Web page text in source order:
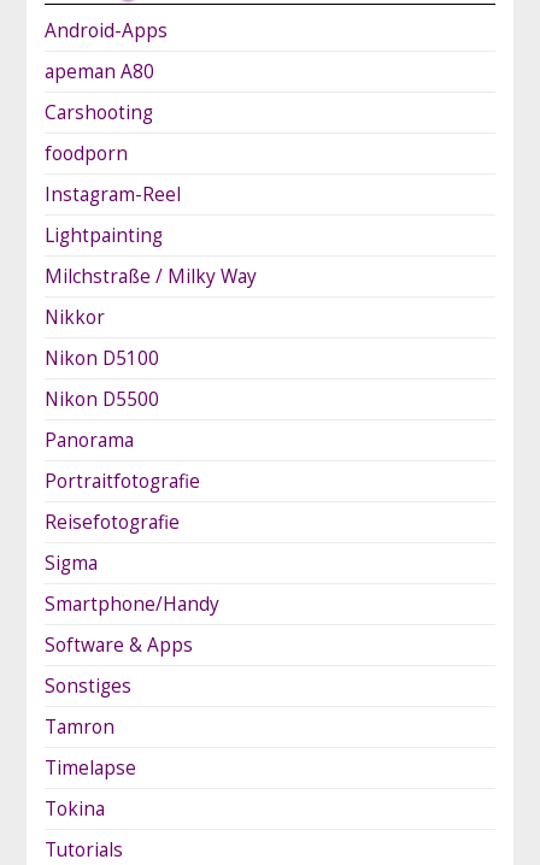
Android-Apps
apeman A80
Carshooting
foodporn
Instagram-Reel
Lightpainting
Milchstraße / Milky Way
Nikkor
Nikon D5100
Nikon D5500
Panorama
Portraitfotografie
Reisefotografie
Sigma
Smartphone/Handy
Software & Apps
Sonstiges
Tamron
Timelapse
Tokina
Tutorials